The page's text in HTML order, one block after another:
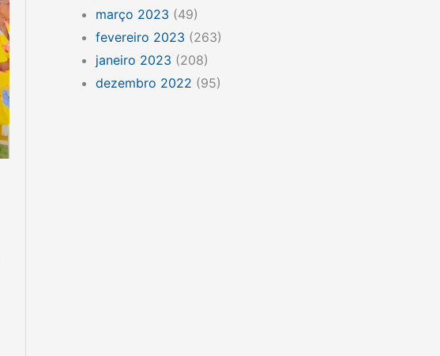
março 2023 (49)
fevereiro 2023 (263)
janeiro 2023 (208)
dezembro 2022 (95)